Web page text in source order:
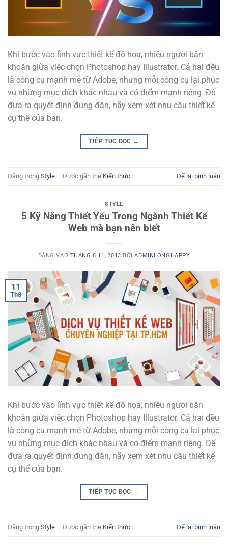
Khi bước vào lĩnh vực thiết kế đồ họa, nhiều người băn
khoăn giữa việc chọn Photoshop hay Illustrator. Cả hai đều
là công cụ mạnh mẽ từ Adobe, nhưng mỗi công cụ lại phục
vụ những mục đích khác nhau và có điểm mạnh riêng. Để
đưa ra quyết định đúng đắn, hãy xem xét nhu cầu thiết kế
cụ thể của bạn.
TIẾP TỤC ĐỌC →
Đăng trong Style | Được gắn thẻ Kiến thức Để lại bình luận
STYLE
5 Kỹ Năng Thiết Yếu Trong Ngành Thiết Kế
Web mà bạn nên biết
ĐĂNG VÀO THÁNG 8 11, 2013 BỞIADMINLONGHAPPY
11
Th8
Khi bước vào lĩnh vực thiết kế đồ họa, nhiều người băn
khoăn giữa việc chọn Photoshop hay Illustrator. Cả hai đều
là công cụ mạnh mẽ từ Adobe, nhưng mỗi công cụ lại phục
vụ những mục đích khác nhau và có điểm mạnh riêng. Để
đưa ra quyết định đúng đắn, hãy xem xét nhu cầu thiết kế
cụ thể của bạn.
TIẾP TỤC ĐỌC →
Đăng trong Style | Được gắn thẻ Kiến thức Để lại bình luận